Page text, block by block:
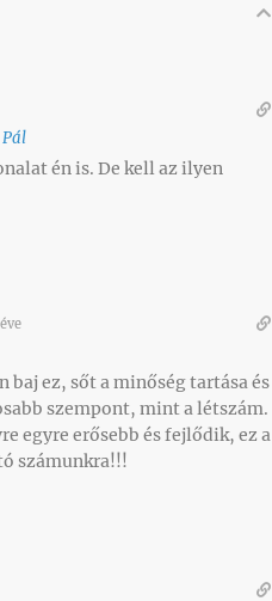
én is. De kell az ilyen
ez, sőt a minőség tartása és
szempont, mint a létszám.
egyre erősebb és fejlődik, ez a
számunkra!!!